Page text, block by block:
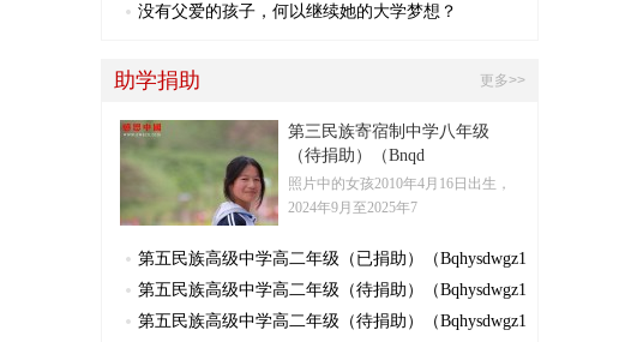
没有父爱的孩子，何以继续她的大学梦想？
更多>>
助学捐助
第三民族寄宿制中学八年级
（待捐助）（Bnqd
照片中的女孩2010年4月16日出生，
2024年9月至2025年7
第五民族高级中学高二年级（已捐助）（Bqhysdwgz1
第五民族高级中学高二年级（待捐助）（Bqhysdwgz1
第五民族高级中学高二年级（待捐助）（Bqhysdwgz1